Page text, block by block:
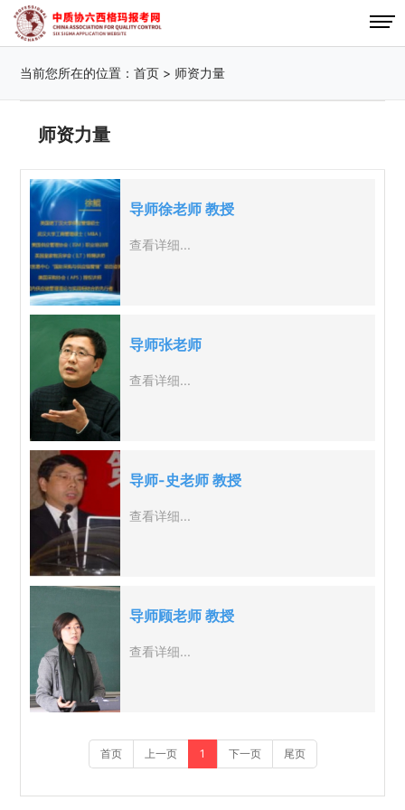
当前您所在的位置：首页 > 师资力量
师资力量
导师徐老师 教授
查看详细...
导师张老师
查看详细...
导师-史老师 教授
查看详细...
导师顾老师 教授
查看详细...
首页 上一页 1 下一页 尾页